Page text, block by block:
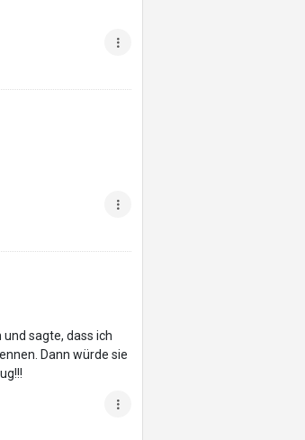
sagte, dass ich
Dann würde sie